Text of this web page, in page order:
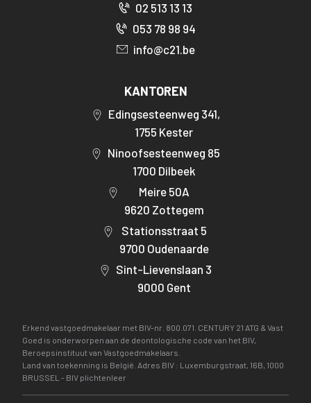
02 513 13 13
053 78 98 94
info@c21.be
KANTOREN
Edingsesteenweg 341,
1755 Kester
Ninoofsesteenweg 85
1700 Dilbeek
Meire 50A
9620 Zottegem
Stationsstraat 5
9700 Oudenaarde
Sint-Lievenslaan 3
9000 Gent
Erkend vastgoedmakelaar met BIV-nr. 800.071. CENTURY 21 ATG & Vast
Goed is onderworpen aan de deontologische code van het BIV,
Beroepsinstituut van Vastgoedmakelaars.
Land van toekenning is België. Adres BIV : Luxemburgstraat, 16B, 1000
BRUSSEL - BIV plichtenleer